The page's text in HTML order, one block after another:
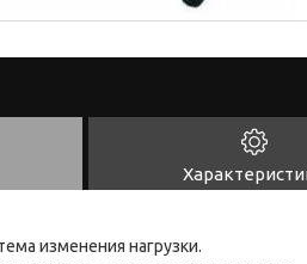
изменения нагрузки.